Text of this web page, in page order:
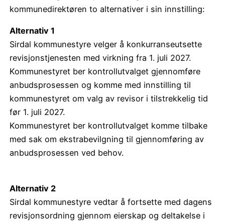
kommunedirektøren to alternativer i sin innstilling:
Alternativ 1
Sirdal kommunestyre velger å konkurranseutsette
revisjonstjenesten med virkning fra 1. juli 2027.
Kommunestyret ber kontrollutvalget gjennomføre
anbudsprosessen og komme med innstilling til
kommunestyret om valg av revisor i tilstrekkelig tid
før 1. juli 2027.
Kommunestyret ber kontrollutvalget komme tilbake
med sak om ekstrabevilgning til gjennomføring av
anbudsprosessen ved behov.
Alternativ 2
Sirdal kommunestyre vedtar å fortsette med dagens
revisjonsordning gjennom eierskap og deltakelse i